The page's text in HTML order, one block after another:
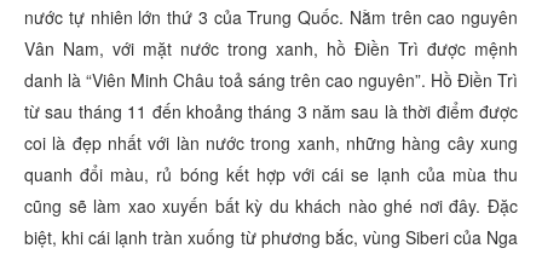
nước tự nhiên lớn thứ 3 của Trung Quốc. Nằm trên cao nguyên
Vân Nam, với mặt nước trong xanh, hồ Điền Trì được mệnh
danh là “Viên Minh Châu toả sáng trên cao nguyên”. Hồ Điền Trì
từ sau tháng 11 đến khoảng tháng 3 năm sau là thời điểm được
coi là đẹp nhất với làn nước trong xanh, những hàng cây xung
quanh đổi màu, rủ bóng kết hợp với cái se lạnh của mùa thu
cũng sẽ làm xao xuyến bất kỳ du khách nào ghé nơi đây. Đặc
biệt, khi cái lạnh tràn xuống từ phương bắc, vùng Siberi của Nga